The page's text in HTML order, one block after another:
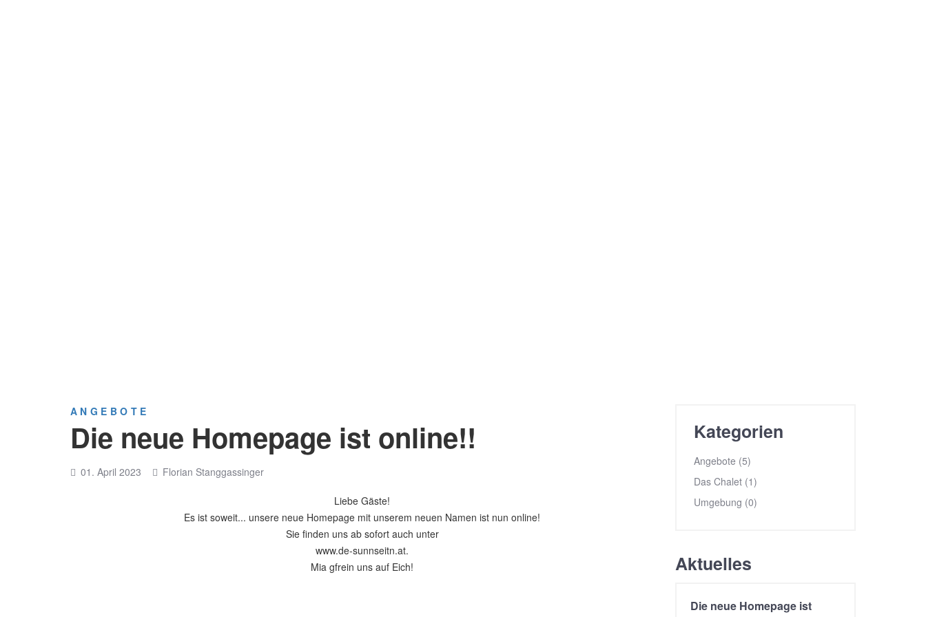
ANGEBOTE
Die neue Homepage ist online!!
01. April 2023 Florian Stanggassinger
Liebe Gäste!
Es ist soweit... unsere neue Homepage mit unserem neuen Namen ist nun online!
Sie finden uns ab sofort auch unter
www.de-sunnseitn.at.
Mia gfrein uns auf Eich!
Kategorien
Angebote (5)
Das Chalet (1)
Umgebung (0)
Aktuelles
Die neue Homepage ist